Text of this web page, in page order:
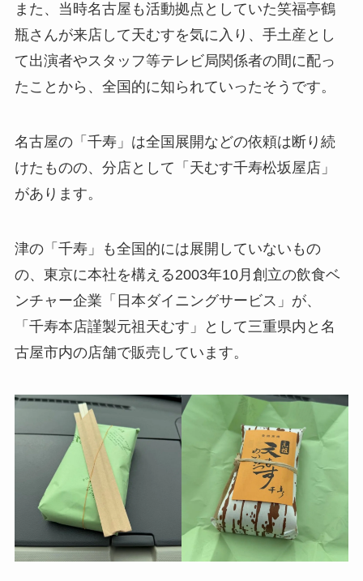
また、当時名古屋も活動拠点としていた笑福亭鶴
瓶さんが来店して天むすを気に入り、手土産とし
て出演者やスタッフ等テレビ局関係者の間に配っ
たことから、全国的に知られていったそうです。
名古屋の「千寿」は全国展開などの依頼は断り続
けたものの、分店として「天むす千寿松坂屋店」
があります。
津の「千寿」も全国的には展開していないもの
の、東京に本社を構える2003年10月創立の飲食ベ
ンチャー企業「日本ダイニングサービス」が、
「千寿本店謹製元祖天むす」として三重県内と名
古屋市内の店舗で販売しています。